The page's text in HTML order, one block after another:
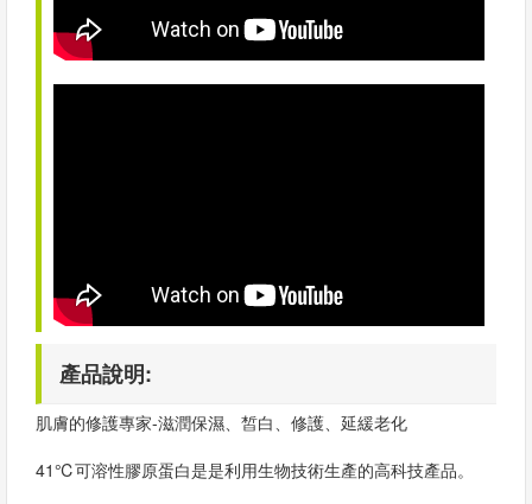
產品說明:
肌膚的修護專家-滋潤保濕、皙白、修護、延緩老化
41℃可溶性膠原蛋白是是利用生物技術生產的高科技產品。